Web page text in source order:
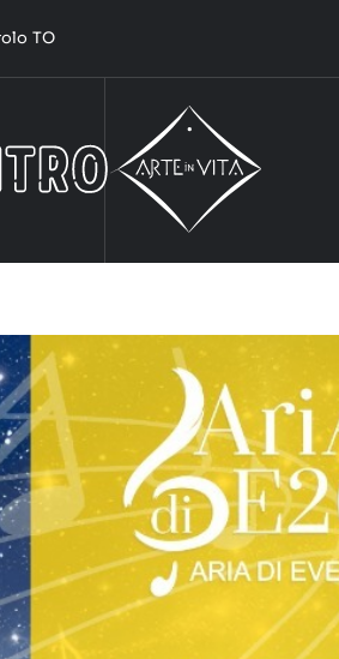
TO